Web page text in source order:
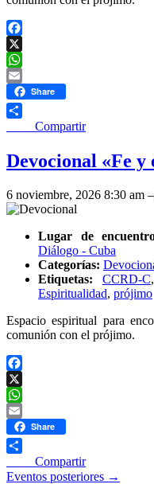
Facebook
X
WhatsApp
EmailShare
____ Compartir
Devocional «Fe y
6 noviembre, 2026 8:30 am –
Lugar de
Diálogo - Cuba
Categorías:
Etiquetas:
CCRD-C
Espiritualidad, prójimo
Espacio espiritual para
comunión con el prójimo.
Facebook
X
WhatsApp
EmailShare
____ Compartir
Eventos posteriores →